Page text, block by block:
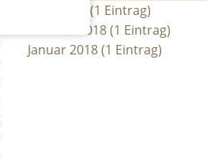
April 2018 (1 Eintrag)
Februar 2018 (1 Eintrag)
Januar 2018 (1 Eintrag)